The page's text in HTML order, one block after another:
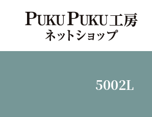
5002L